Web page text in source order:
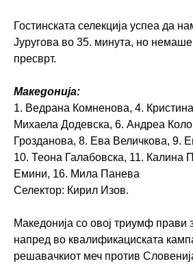
Гостинската селекција успеа да
Јуругова во 35. минута, но
пресврт.
Македонија:
1. Ведрана Комненова, 4.
Михаела Додевска, 6. Андреа
Грозданова, 8. Ева Величкова, 9.
10. Теона Галабовска, 11. Калина
Емини, 16. Мила Панева
Селектор: Кирил Изов.
Македонија со овој триумф прави
напред во квалификациската
решавачкиот меч против